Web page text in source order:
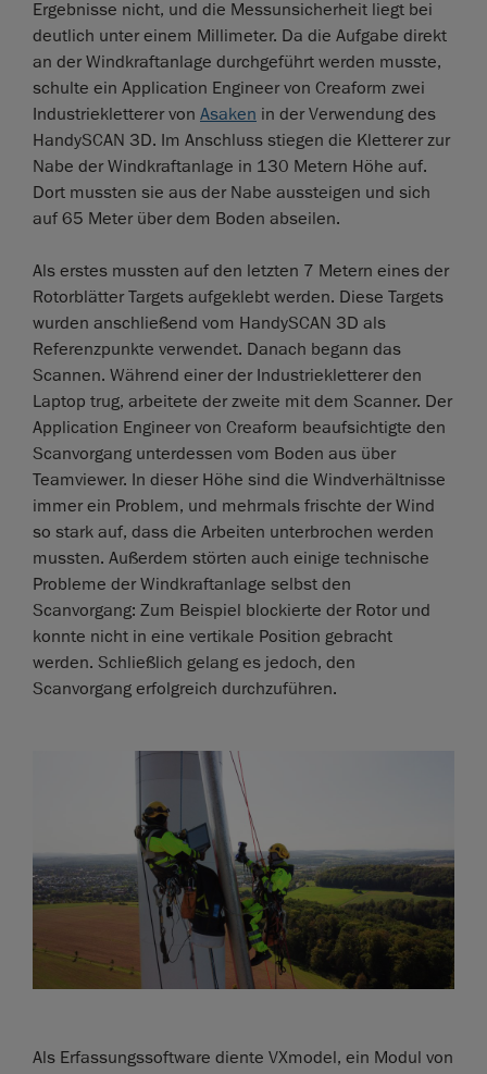
Ergebnisse nicht, und die Messunsicherheit liegt bei
deutlich unter einem Millimeter. Da die Aufgabe direkt
an der Windkraftanlage durchgeführt werden musste,
schulte ein Application Engineer von Creaform zwei
Industriekletterer von Asaken in der Verwendung des
HandySCAN 3D. Im Anschluss stiegen die Kletterer zur
Nabe der Windkraftanlage in 130 Metern Höhe auf.
Dort mussten sie aus der Nabe aussteigen und sich
auf 65 Meter über dem Boden abseilen.
Als erstes mussten auf den letzten 7 Metern eines der
Rotorblätter Targets aufgeklebt werden. Diese Targets
wurden anschließend vom HandySCAN 3D als
Referenzpunkte verwendet. Danach begann das
Scannen. Während einer der Industriekletterer den
Laptop trug, arbeitete der zweite mit dem Scanner. Der
Application Engineer von Creaform beaufsichtigte den
Scanvorgang unterdessen vom Boden aus über
Teamviewer. In dieser Höhe sind die Windverhältnisse
immer ein Problem, und mehrmals frischte der Wind
so stark auf, dass die Arbeiten unterbrochen werden
mussten. Außerdem störten auch einige technische
Probleme der Windkraftanlage selbst den
Scanvorgang: Zum Beispiel blockierte der Rotor und
konnte nicht in eine vertikale Position gebracht
werden. Schließlich gelang es jedoch, den
Scanvorgang erfolgreich durchzuführen.
Als Erfassungssoftware diente VXmodel, ein Modul von